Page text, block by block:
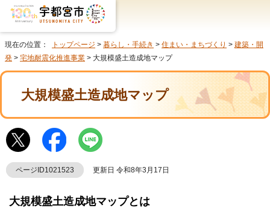
現在の位置： トップページ > 暮らし・手続き > 住まい・まちづくり > 建築・開
発 > 宅地耐震化推進事業 > 大規模盛土造成地マップ
大規模盛土造成地マップ
ページID1021523 更新日 令和8年3月17日
大規模盛土造成地マップとは